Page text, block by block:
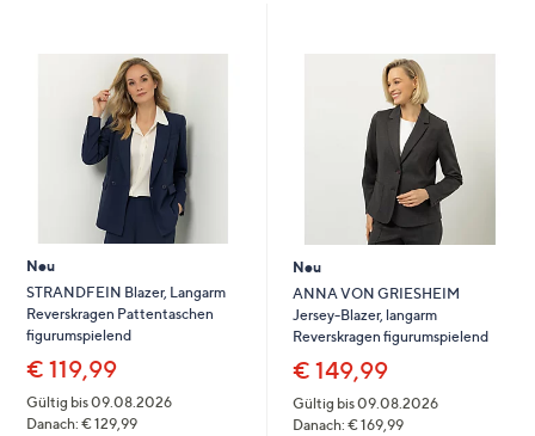
Geräten
um
diese
anzuzeigen.
Neu
STRANDFEIN Blazer, Langarm
Reverskragen Pattentaschen
figurumspielend
€ 119,99
Gültig bis 09.08.2026
Danach: € 129,99
Neu
ANNA VON GRIESHEIM
Jersey-Blazer, langarm
Reverskragen figurumspielend
€ 149,99
Gültig bis 09.08.2026
Danach: € 169,99